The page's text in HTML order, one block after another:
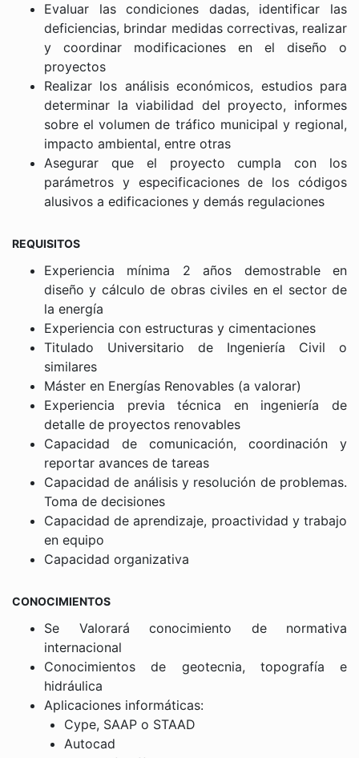
Evaluar las condiciones dadas, identificar las
deficiencias, brindar medidas correctivas, realizar
y coordinar modificaciones en el diseño o
proyectos
Realizar los análisis económicos, estudios para
determinar la viabilidad del proyecto, informes
sobre el volumen de tráfico municipal y regional,
impacto ambiental, entre otras
Asegurar que el proyecto cumpla con los
parámetros y especificaciones de los códigos
alusivos a edificaciones y demás regulaciones
REQUISITOS
Experiencia mínima 2 años demostrable en
diseño y cálculo de obras civiles en el sector de
la energía
Experiencia con estructuras y cimentaciones
Titulado Universitario de Ingeniería Civil o
similares
Máster en Energías Renovables (a valorar)
Experiencia previa técnica en ingeniería de
detalle de proyectos renovables
Capacidad de comunicación, coordinación y
reportar avances de tareas
Capacidad de análisis y resolución de problemas.
Toma de decisiones
Capacidad de aprendizaje, proactividad y trabajo
en equipo
Capacidad organizativa
CONOCIMIENTOS
Se Valorará conocimiento de normativa
internacional
Conocimientos de geotecnia, topografía e
hidráulica
Aplicaciones informáticas:
Cype, SAAP o STAAD
Autocad